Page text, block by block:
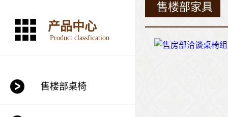
产品中心
Product classfication
售楼部桌椅
售楼部家具